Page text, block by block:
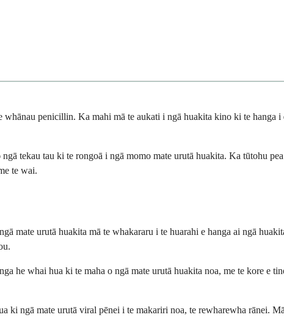
penicillin. Ka mahi mā te aukati i ngā huakita kino ki te hanga
tekau tau ki te rongoā i ngā momo mate urutā huakita. Ka tūtohu
te wai.
mate urutā huakita mā te whakararu i te huarahi e hanga ai ngā
he whai hua ki te maha o ngā mate urutā huakita noa, me te kore e
ngā mate urutā viral pēnei i te makariri noa, te rewharewha rānei.